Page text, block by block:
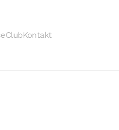
ClubKontakt